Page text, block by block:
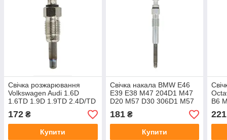
Свічка розжарювання
Volkswagen Audi 1.6D
1.6TD 1.9D 1.9TD 2.4D/TD
виробник A-N Parts
Туреччина
172 ₴
Купити
Свічка накала BMW E46
E39 E38 M47 204D1 M47
D20 M57 D30 306D1 M57
D25 виробник A-N PARTS
181₴
Купити
B6
221